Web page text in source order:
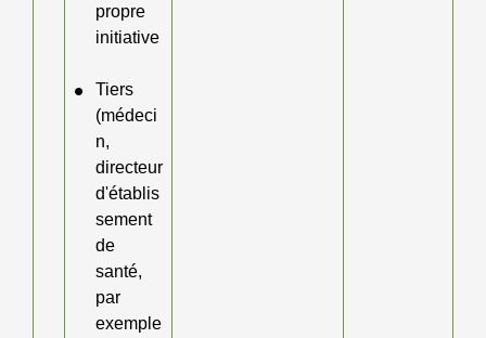
propre
initiative
Tiers
(médeci
n,
directeur
d'établis
sement
de
santé,
par
exemple